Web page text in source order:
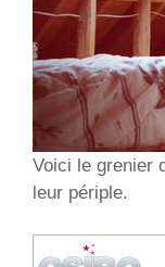
Voici le grenier
leur périple.